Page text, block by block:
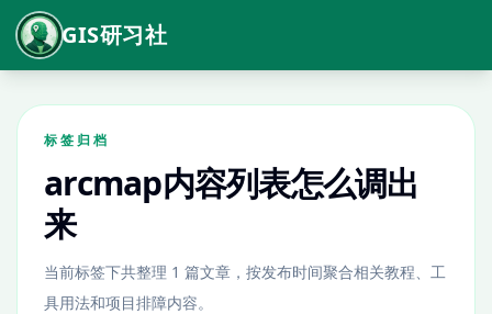
GIS研习社
标签归档
arcmap内容列表怎么调出
来
当前标签下共整理 1 篇文章，按发布时间聚合相关教程、工
具用法和项目排障内容。